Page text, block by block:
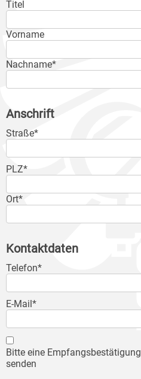
Titel
Vorname
Nachname*
Anschrift
Straße*
PLZ*
Ort*
Kontaktdaten
Telefon*
E-Mail*
Bitte eine
senden